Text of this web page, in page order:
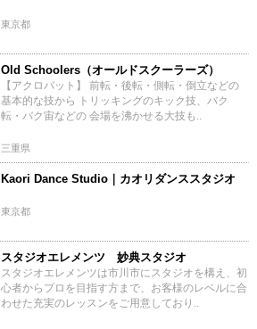
東京都
Old Schoolers（オールドスクーラーズ）
【アクロバット】 前転・後転・側転・倒立などの
基本的な技から トリッキングのキック技、バク
転・バク宙などの 会場を沸かせる大技も..
三重県
Kaori Dance Studio｜カオリダンススタジオ
東京都
スタジオエレメンツ 妙典スタジオ
スタジオエレメンツは市川市にスタジオを構え、初
心者からプロを目指す方まで、お客様のレベルに合
わせた充実のレッスンをご用意しており..